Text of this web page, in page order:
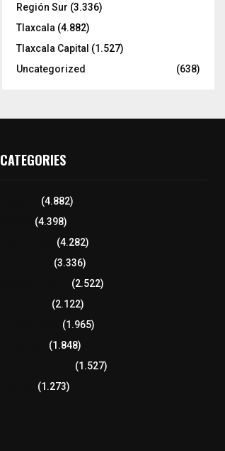
Región Sur (3.336)
Tlaxcala (4.882)
Tlaxcala Capital (1.527)
Uncategorized
(638)
CATEGORIES
(4.882)
(4.398)
(4.282)
(3.336)
(2.522)
(2.122)
(1.965)
(1.848)
(1.527)
(1.273)